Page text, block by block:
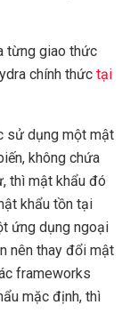
từng giao thức
chính thức tại
sử dụng một mật
không chứa
thì mật khẩu đó
khẩu tồn tại
ứng dụng ngoại
nên thay đổi mật
frameworks
mặc định, thì